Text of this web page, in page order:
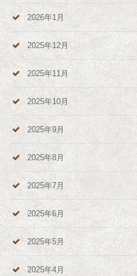
2026年1月
2025年12月
2025年11月
2025年10月
2025年9月
2025年8月
2025年7月
2025年6月
2025年5月
2025年4月